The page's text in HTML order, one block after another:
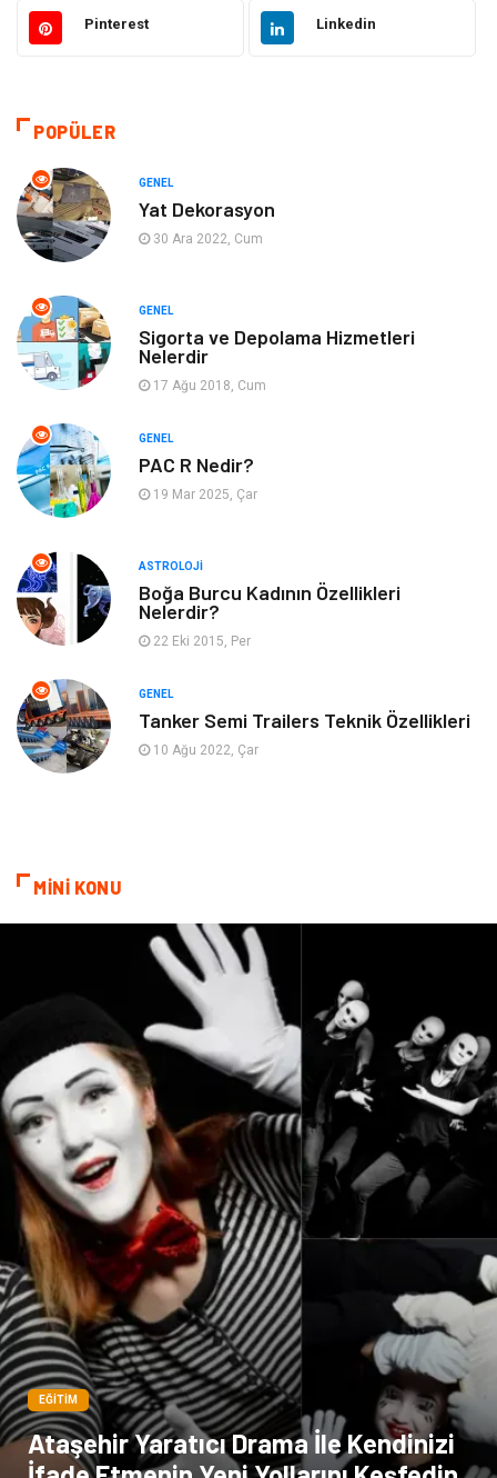
Güzellik ve Bakım Eğitim
Makine
Eğitim ve Kariyer
Gıda Organizasyon
Spor
Tatil Hobi
Genel Kültür
Müzik
Mobilya
Finans
Aksesuar
Astroloji
Pinterest Linkedin
POPÜLER
GENEL
Yat Dekorasyon
30 Ara 2022, Cum
GENEL
Sigorta ve Depolama Hizmetleri
Nelerdir
17 Ağu 2018, Cum
GENEL
PAC R Nedir?
19 Mar 2025, Çar
ASTROLOJI
Boğa Burcu Kadının Özellikleri
Nelerdir?
22 Eki 2015, Per
GENEL
Tanker Semi Trailers Teknik Özellikleri
10 Ağu 2022, Çar
MİNİ KONU
EĞITIM
Ataşehir Yaratıcı Drama İle Kendinizi